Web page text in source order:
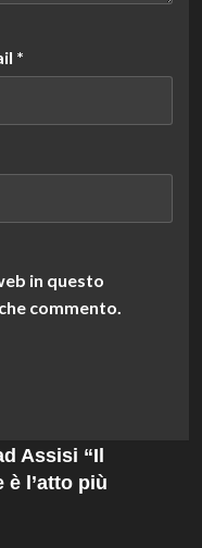
*
in questo
commento.
Assisi “Il
l’atto più